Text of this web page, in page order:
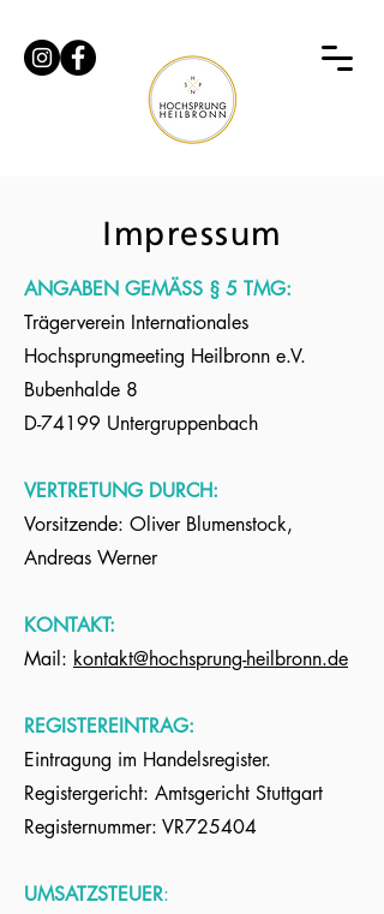
Impressum
ANGABEN GEMÄSS § 5 TMG:
Trägerverein Internationales
Hochsprungmeeting Heilbronn e.V.
Bubenhalde 8
D-74199 Untergruppenbach
VERTRETUNG DURCH:
Vorsitzende: Oliver Blumenstock,
Andreas Werner
KONTAKT:
Mail: kontakt@hochsprung-heilbronn.de
REGISTEREINTRAG:
Eintragung im Handelsregister.
Registergericht: Amtsgericht Stuttgart
Registernummer: VR725404
UMSATZSTEUER: